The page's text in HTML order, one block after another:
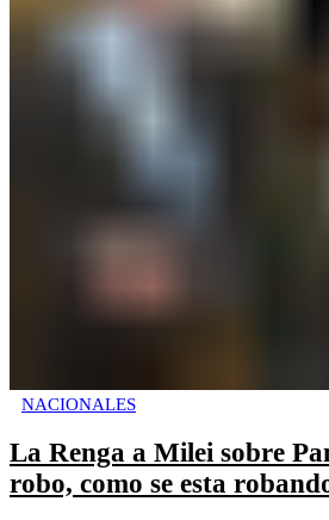
NACIONALES
La Renga a Milei sobre
robo, como se esta